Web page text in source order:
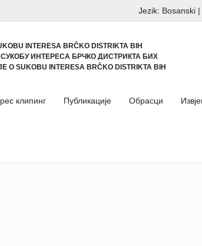
Jezik: Bosanski
INTERESA BRČKO DISTRIKTA BIH
ИНТЕРЕСА БРЧКО ДИСТРИКТА БИХ
O SUKOBU INTERESA BRČKO DISTRIKTA BIH
клипинг Публикације Обрасци